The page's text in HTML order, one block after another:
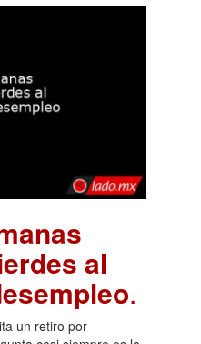
al
.
un retiro por